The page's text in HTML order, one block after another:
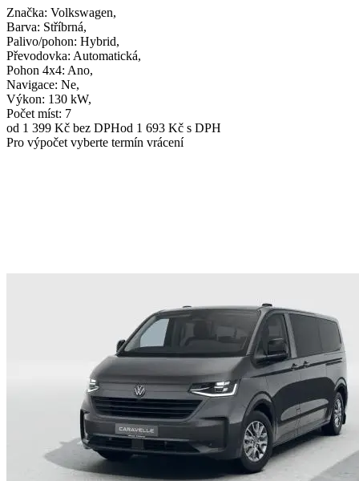
Značka: Volkswagen,
Barva: Stříbrná,
Palivo/pohon: Hybrid,
Převodovka: Automatická,
Pohon 4x4: Ano,
Navigace: Ne,
Výkon: 130 kW,
Počet míst: 7
od 1 399 Kč bez DPHod 1 693 Kč s DPH
Pro výpočet vyberte termín vrácení